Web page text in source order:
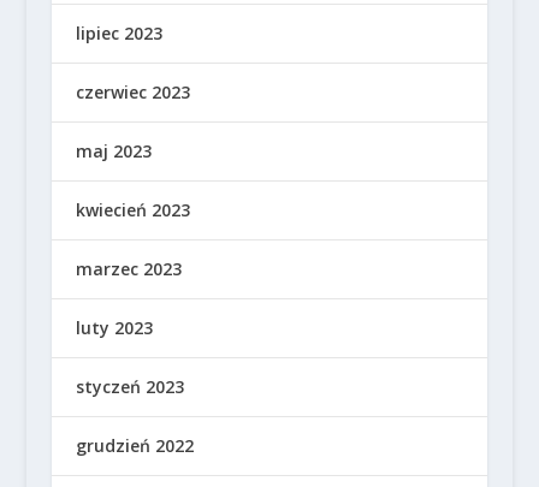
lipiec 2023
czerwiec 2023
maj 2023
kwiecień 2023
marzec 2023
luty 2023
styczeń 2023
grudzień 2022